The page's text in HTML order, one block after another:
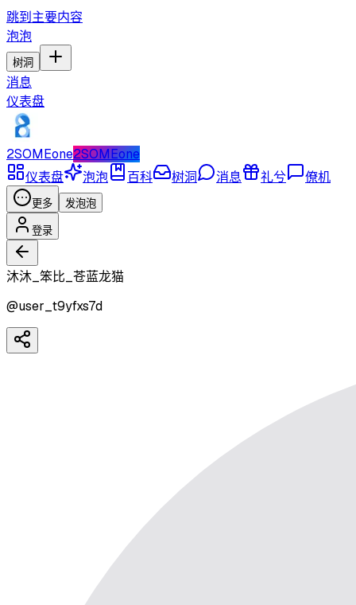
跳到主要内容
泡泡
树洞
消息
仪表盘
2SOMEone2SOMEone
仪表盘
泡泡 百科 树洞 消息 礼兮 僚机
更多 发泡泡
登录
沐沐_笨比_苍蓝龙猫
@user_t9yfxs7d